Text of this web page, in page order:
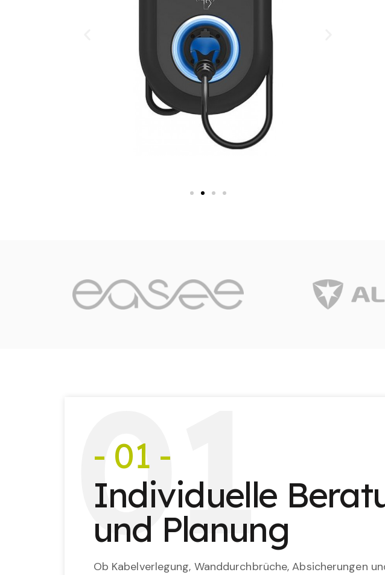
01
- 01 -
Individuelle
und Planung
Ob Kabelverlegung, Wanddurchbrüche, Absicherungen